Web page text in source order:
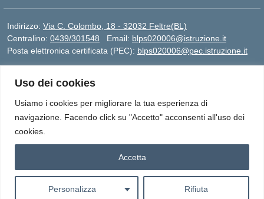
Uso dei cookies
Usiamo i cookies per migliorare la tua esperienza di
navigazione. Facendo click su "Accetto" acconsenti all'uso dei
cookies.
Personalizza Rifiuta
Accetta
Indirizzo: Via C. Colombo, 18 - 32032 Feltre(BL)
Centralino: 0439/301548 Email: blps020006@istruzione.it
Posta elettronica certificata (PEC): blps020006@pec.istruzione.it
Codice meccanografico:
Codice unico di fatturazione (CUF): UFBAL5